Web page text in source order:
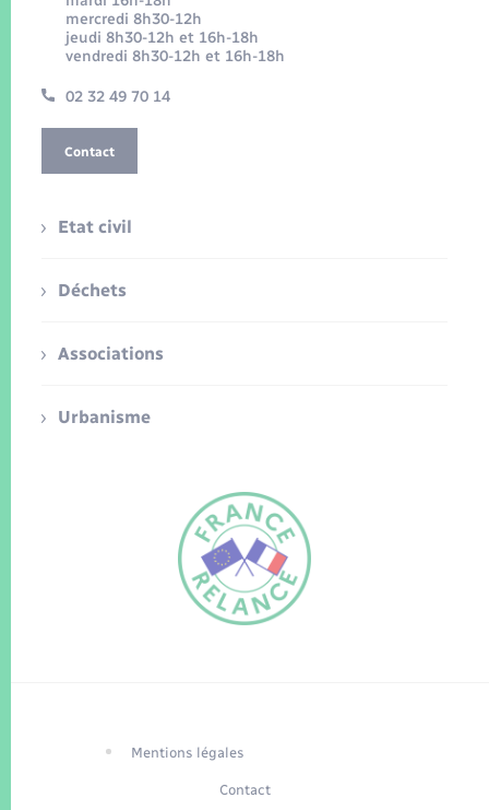
mercredi 8h30-12h
jeudi 8h30-12h et 16h-18h
vendredi 8h30-12h et 16h-18h
02 32 49 70 14
Contact
Etat civil
Déchets
Associations
Urbanisme
Mentions légales
Contact